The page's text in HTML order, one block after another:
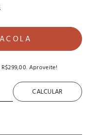
R$299,00. Aproveite!
CALCULAR